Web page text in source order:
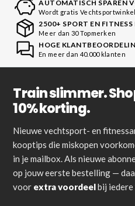
AUTOMATISCH SPAREN
Wordt gratis
2500+ SPORT EN
Meer dan 30 Topmerken
HOGE
En meer dan 40.000 klanten
Train slimmer.
10% korting.
Nieuwe vechtsport- en
kooptips die miskopen
in je mailbox. Als nieuwe
op jouw eerste bestelling —
voor extra voordeelbij